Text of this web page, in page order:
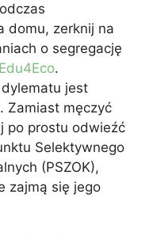
domu, zerknij na
o segregację
.
dylematu jest
Zamiast męczyć
po prostu odwieźć
Selektywnego
(PSZOK),
zajmą się jego